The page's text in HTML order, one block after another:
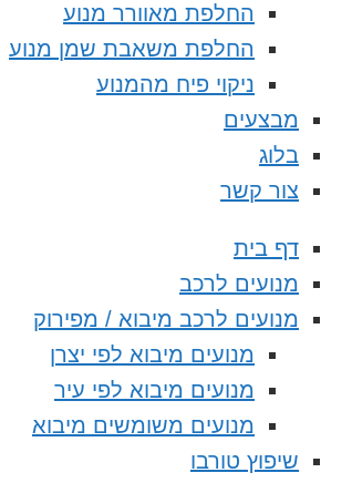
החלפת מאוורר מנוע
החלפת משאבת שמן מנוע
ניקוי פיח מהמנוע
מבצעים
בלוג
צור קשר
דף בית
מנועים לרכב
מנועים לרכב מיבוא / מפירוק
מנועים מיבוא לפי יצרן
מנועים מיבוא לפי עיר
מנועים משומשים מיבוא
שיפוץ טורבו